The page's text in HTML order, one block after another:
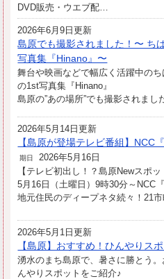
DVD販売・ウエブ配…
2026年6月9日更新
島原でも撮影されました！〜 ち
写真集『Hinano』〜
舞台や映画などで幅広く活躍中の
の1st写真集『Hinano』
島原の”あの場所”でも撮影されまし
2026年5月14日更新
【島原が登場テレビ番組】NCC
期日
2026年5月16日
【テレビ初出し！？島原Newスポッ
5月16日（土曜日）9時30分～NCC『
地元住民のディープネタ続々！21
2026年5月1日更新
【島原】おすすめ！ひんやりス
湧水のまち島原で、暑さに勝とう
んやりスポットをご紹介♪